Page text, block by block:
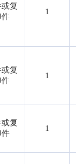
复
件
1
复
件
1
复
件
1